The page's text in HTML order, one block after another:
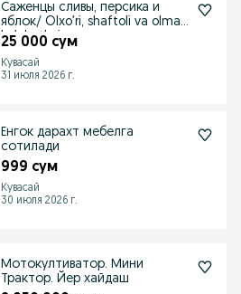
Саженцы сливы, персика и
яблок/ Olxo’ri, shaftoli va olma
ko’chatlari
25 000 сум
Кувасай
31 июля 2026 г.
Енгок дарахт мебелга
сотилади
999 сум
Кувасай
30 июля 2026 г.
Мотокултиватор. Мини
Трактор. Йер хайдаш